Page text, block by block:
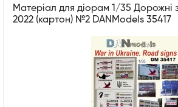
Матеріал для діорам 1/35 Дорожні
2022 (картон) №2 DANModels 35417